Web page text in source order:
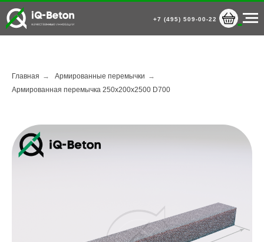
+7 (495) 509-00-22
Главная → Армированные перемычки →
Армированная перемычка 250х200х2500 D700